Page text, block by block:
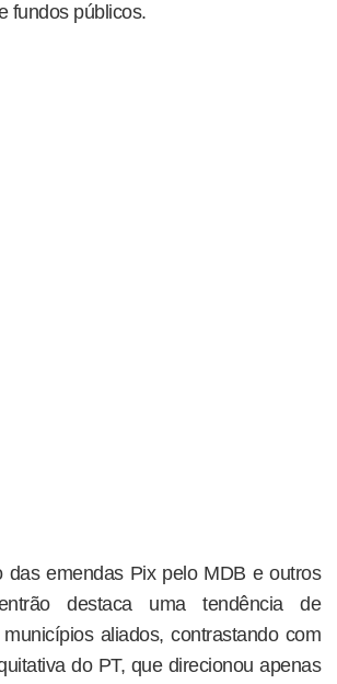
fundos públicos.
das emendas Pix pelo MDB e outros
destaca uma tendência de
aliados, contrastando com
do PT, que direcionou apenas